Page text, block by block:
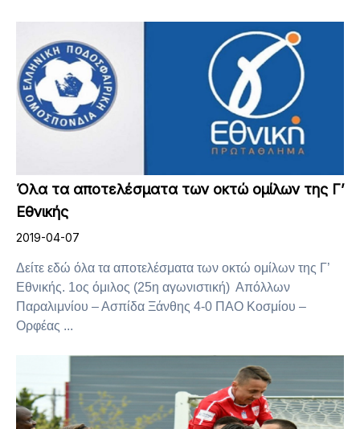
Όλα τα αποτελέσματα των οκτώ ομίλων της Γ’
Εθνικής
2019-04-07
Δείτε εδώ όλα τα αποτελέσματα των οκτώ ομίλων της Γ’
Εθνικής. 1ος όμιλος (25η αγωνιστική) Απόλλων
Παραλιμνίου – Ασπίδα Ξάνθης 4-0 ΠΑΟ Κοσμίου –
Ορφέας ...